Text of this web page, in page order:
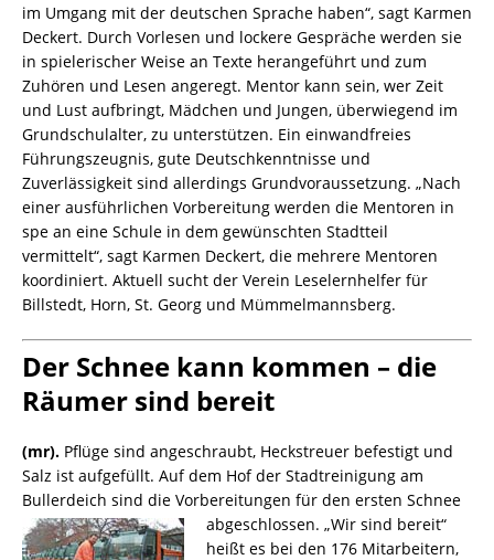
im Umgang mit der deutschen Sprache haben“, sagt Karmen
Deckert. Durch Vorlesen und lockere Gespräche werden sie
in spielerischer Weise an Texte herangeführt und zum
Zuhören und Lesen angeregt. Mentor kann sein, wer Zeit
und Lust aufbringt, Mädchen und Jungen, überwiegend im
Grundschulalter, zu unterstützen. Ein einwandfreies
Führungszeugnis, gute Deutschkenntnisse und
Zuverlässigkeit sind allerdings Grundvoraussetzung. „Nach
einer ausführlichen Vorbereitung werden die Mentoren in
spe an eine Schule in dem gewünschten Stadtteil
vermittelt“, sagt Karmen Deckert, die mehrere Mentoren
koordiniert. Aktuell sucht der Verein Leselernhelfer für
Billstedt, Horn, St. Georg und Mümmelmannsberg.
Der Schnee kann kommen – die
Räumer sind bereit
(mr). Pflüge sind angeschraubt, Heckstreuer befestigt und
Salz ist aufgefüllt. Auf dem Hof der Stadtreinigung am
Bullerdeich sind die Vorbereitungen für den ersten Schnee
abgeschlossen. „Wir sind bereit“
heißt es bei den 176 Mitarbeitern,